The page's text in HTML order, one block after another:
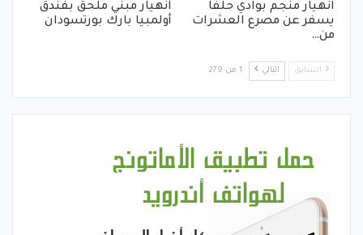
انهيار منجم بوادي حلفا
يسفر عن مصرع العشرات
من…
انهيار مبني ملحق بفندق
أولمبيا بارك بورتسودان
السابق التالي 1 من 279